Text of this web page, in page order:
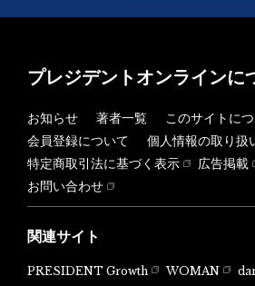
プレジデントオンラインに
お知らせ 著者一覧
このサイトに
会員登録について
個人情報の取り扱
特定商取引法に基づく表示
広告掲載
お問い合わせ
関連サイト
PRESIDENT Growth WOMAN